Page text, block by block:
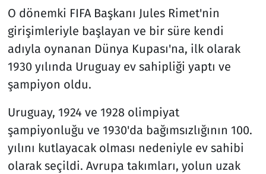
O dönemki FIFA Başkanı Jules Rimet'nin
girişimleriyle başlayan ve bir süre kendi
adıyla oynanan Dünya Kupası'na, ilk olarak
1930 yılında Uruguay ev sahipliği yaptı ve
şampiyon oldu.
Uruguay, 1924 ve 1928 olimpiyat
şampiyonluğu ve 1930'da bağımsızlığının 100.
yılını kutlayacak olması nedeniyle ev sahibi
olarak seçildi. Avrupa takımları, yolun uzak